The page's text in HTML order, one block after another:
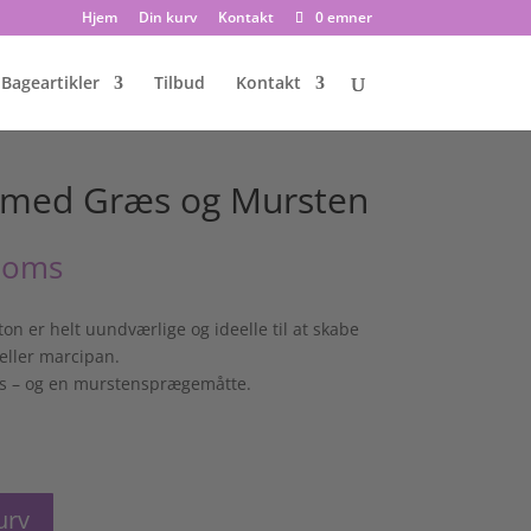
Hjem Din kurv Kontakt 0 emner
Bageartikler Tilbud Kontakt
Græs og Mursten
er helt uundværlige og ideelle til at skabe
marcipan.
og en murstensprægemåtte.